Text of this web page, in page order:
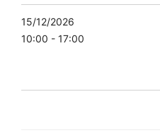
15/12/2026
10:00 - 17:00